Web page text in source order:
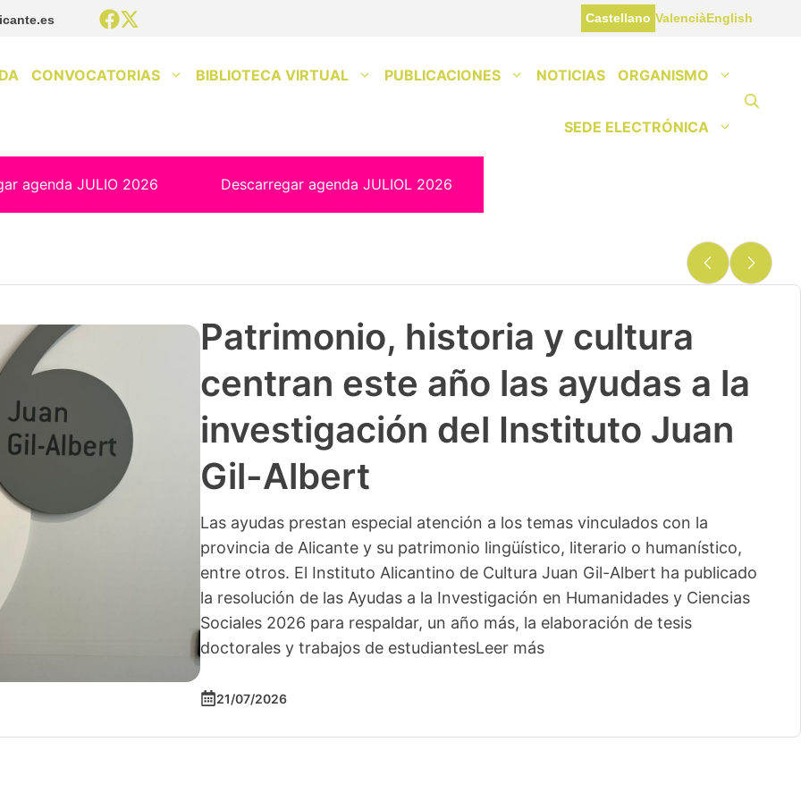
Castellano ValenciàEnglish
CONVOCATORIAS BIBLIOTECA VIRTUAL PUBLICACIONES NOTICIAS ORGANISMO
SEDE ELECTRÓNICA
agenda JULIO 2026 Descarregar agenda JULIOL 2026
Patrimonio, historia y cultura
centran este año las ayudas a la
investigación del Instituto Juan
Gil-Albert
Las ayudas prestan especial atención a los temas vinculados con la
provincia de Alicante y su patrimonio lingüístico, literario o humanístico,
entre otros. El Instituto Alicantino de Cultura Juan Gil-Albert ha publicado
la resolución de las Ayudas a la Investigación en Humanidades y Ciencias
Sociales 2026 para respaldar, un año más, la elaboración de tesis
doctorales y trabajos de estudiantesLeer más
21/07/2026